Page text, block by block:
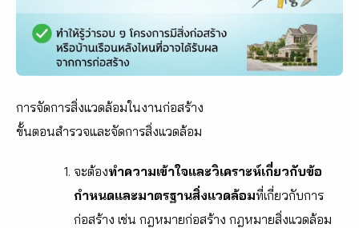
การจัดการสิ่งแวดล้อมในงานก่อสร้าง
ขั้นตอนสำรวจและจัดการสิ่งแวดล้อม
จะต้องทำความเข้าใจและวิเคราะห์เกี่ยวกับข้อ
กำหนดและมาตรฐานสิ่งแวดล้อมที่เกี่ยวกับการ
ก่อสร้าง เช่น กฎหมายก่อสร้าง กฎหมายสิ่งแวดล้อม